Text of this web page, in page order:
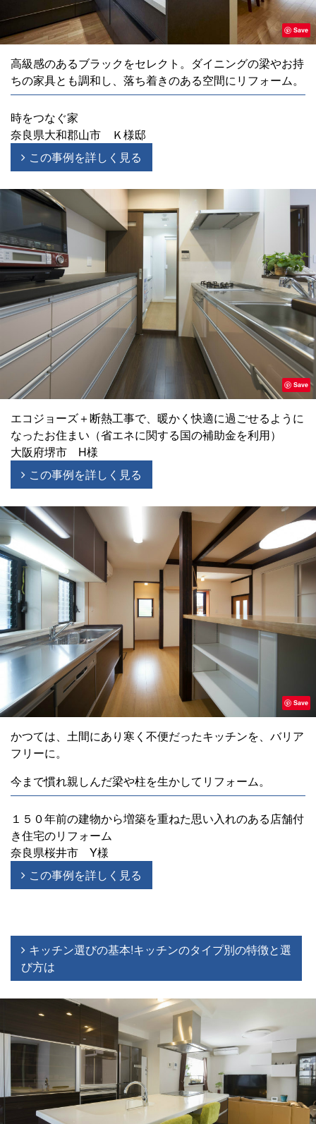
Save
高級感のあるブラックをセレクト。ダイニングの梁やお持
ちの家具とも調和し、落ち着きのある空間にリフォーム。
時をつなぐ家
奈良県大和郡山市 Ｋ様邸
この事例を詳しく見る
Save
エコジョーズ＋断熱工事で、暖かく快適に過ごせるように
なったお住まい（省エネに関する国の補助金を利用）
大阪府堺市 H様
この事例を詳しく見る
Save
かつては、土間にあり寒く不便だったキッチンを、バリア
フリーに。
今まで慣れ親しんだ梁や柱を生かしてリフォーム。
１５０年前の建物から増築を重ねた思い入れのある店舗付
き住宅のリフォーム
奈良県桜井市 Y様
この事例を詳しく見る
キッチン選びの基本!キッチンのタイプ別の特徴と選
び方は